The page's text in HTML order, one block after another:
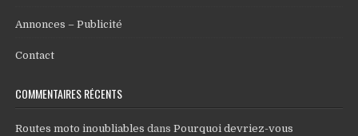
Annonces – Publicité
Contact
COMMENTAIRES RÉCENTS
Routes moto inoubliables dansPourquoi devriez-vous